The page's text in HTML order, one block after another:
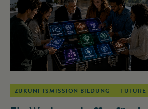
ZUKUNFTSMISSION BILDUNG FUTURE